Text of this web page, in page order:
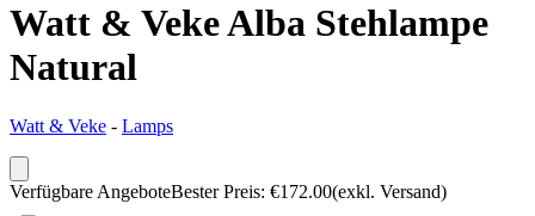
Watt & Veke Alba Stehlampe
Natural
Watt & Veke - Lamps
Verfügbare AngeboteBester Preis: €172.00(exkl. Versand)